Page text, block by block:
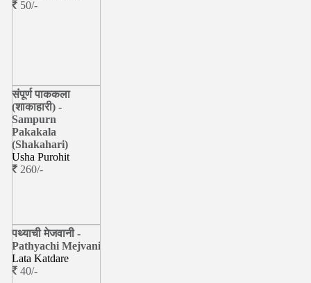
50/-
संपूर्ण पाककला
(शाकाहारी) -
Sampurn
Pakakala
(Shakahari)
Usha Purohit
260/-
पथ्याची मेजवानी -
Pathyachi Mejvani
Lata Katdare
40/-